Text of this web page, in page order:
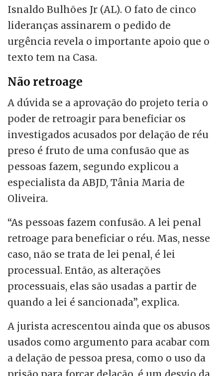
Isnaldo Bulhões Jr (AL). O fato de cinco
lideranças assinarem o pedido de
urgência revela o importante apoio que o
texto tem na Casa.
Não retroage
A dúvida se a aprovação do projeto teria o
poder de retroagir para beneficiar os
investigados acusados por delação de réu
preso é fruto de uma confusão que as
pessoas fazem, segundo explicou a
especialista da ABJD, Tânia Maria de
Oliveira.
“As pessoas fazem confusão. A lei penal
retroage para beneficiar o réu. Mas, nesse
caso, não se trata de lei penal, é lei
processual. Então, as alterações
processuais, elas são usadas a partir de
quando a lei é sancionada”, explica.
A jurista acrescentou ainda que os abusos
usados como argumento para acabar com
a delação de pessoa presa, como o uso da